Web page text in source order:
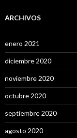
ARCHIVOS
enero 2021
diciembre 2020
noviembre 2020
octubre 2020
septiembre 2020
agosto 2020